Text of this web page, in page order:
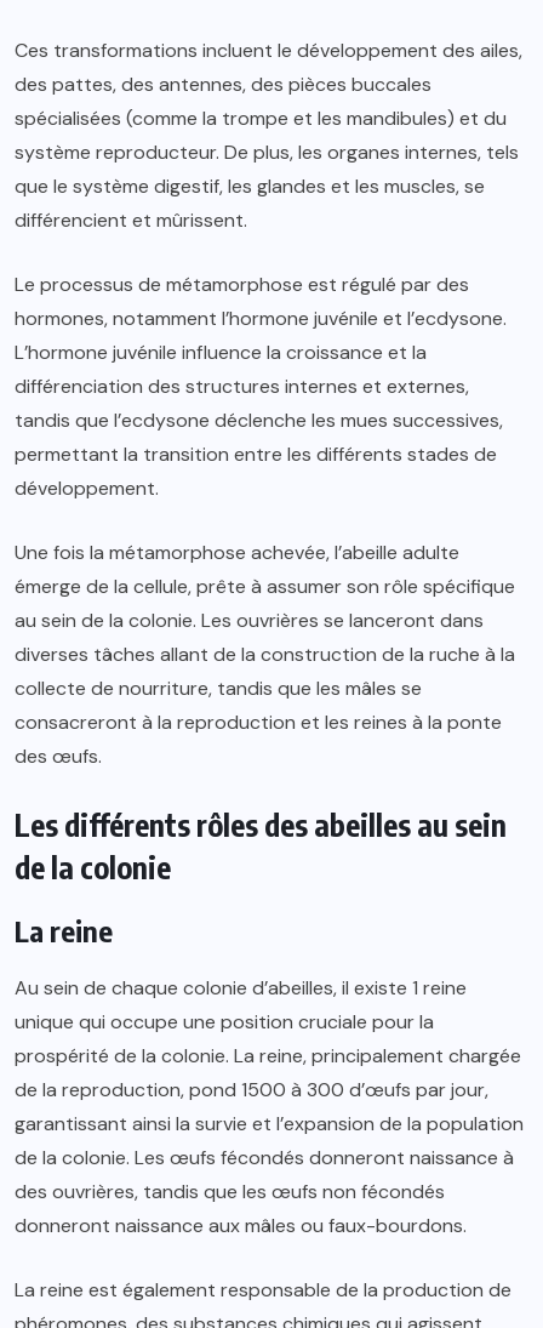
Ces transformations incluent le développement des ailes,
des pattes, des antennes, des pièces buccales
spécialisées (comme la trompe et les mandibules) et du
système reproducteur. De plus, les organes internes, tels
que le système digestif, les glandes et les muscles, se
différencient et mûrissent.
Le processus de métamorphose est régulé par des
hormones, notamment l’hormone juvénile et l’ecdysone.
L’hormone juvénile influence la croissance et la
différenciation des structures internes et externes,
tandis que l’ecdysone déclenche les mues successives,
permettant la transition entre les différents stades de
développement.
Une fois la métamorphose achevée, l’abeille adulte
émerge de la cellule, prête à assumer son rôle spécifique
au sein de la colonie. Les ouvrières se lanceront dans
diverses tâches allant de la construction de la ruche à la
collecte de nourriture, tandis que les mâles se
consacreront à la reproduction et les reines à la ponte
des œufs.
Les différents rôles des abeilles au sein
de la colonie
La reine
Au sein de chaque colonie d’abeilles, il existe 1 reine
unique qui occupe une position cruciale pour la
prospérité de la colonie. La reine, principalement chargée
de la reproduction, pond 1500 à 300 d’œufs par jour,
garantissant ainsi la survie et l’expansion de la population
de la colonie. Les œufs fécondés donneront naissance à
des ouvrières, tandis que les œufs non fécondés
donneront naissance aux mâles ou faux-bourdons.
La reine est également responsable de la production de